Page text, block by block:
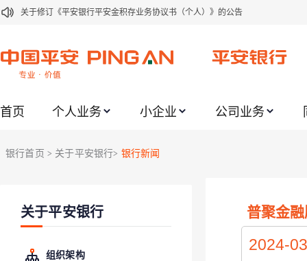
关于修订《平安银行平安金积存业务协议书（个人）》的公告
关于2021年劳动节期间代理贵金属业务风险提示的通知
关于加强代理贵金属业务风险防范的提示
关于进一步加强代理贵金属业务风险防范的提示
关于平安银行电子版信用卡更名为平安银行数字信用卡的公告
首页 个人业务 小企业 公司业务
银行首页 > 关于平安银行> 银行新闻
关于平安银行
组织架构
普聚金
2024-